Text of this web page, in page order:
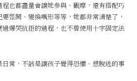
也都盡量會讓她參與、觀摩，還有搭配巧
張開、變換嘴形等等，她都非常清楚了，
爆哭抗拒的過程，也不曾使用十字固定法
常，不該是讓孩子覺得恐懼、想脫逃的事